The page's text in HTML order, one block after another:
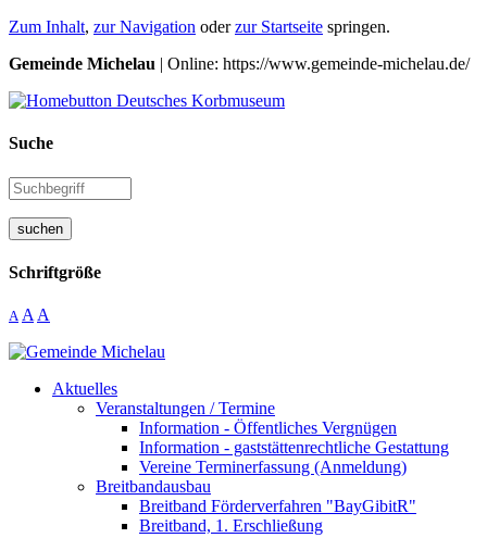
Zum Inhalt, zur Navigation oderzur Startseite springen.
Gemeinde Michelau | Online: https://www.gemeinde-michelau.de/
Suche
suchen
Schriftgröße
A A A
Aktuelles
Veranstaltungen / Termine
Information - Öffentliches Vergnügen
Information - gaststättenrechtliche Gestattung
Vereine Terminerfassung (Anmeldung)
Breitbandausbau
Breitband Förderverfahren "BayGibitR"
Breitband, 1. Erschließung